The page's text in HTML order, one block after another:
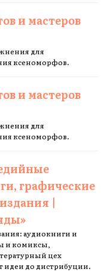
и мастеров
для
ксеноморфов.
и мастеров
для
ксеноморфов.
графические
|
аудиокниги и
и комиксы,
цех
идеи до дистрибуции.